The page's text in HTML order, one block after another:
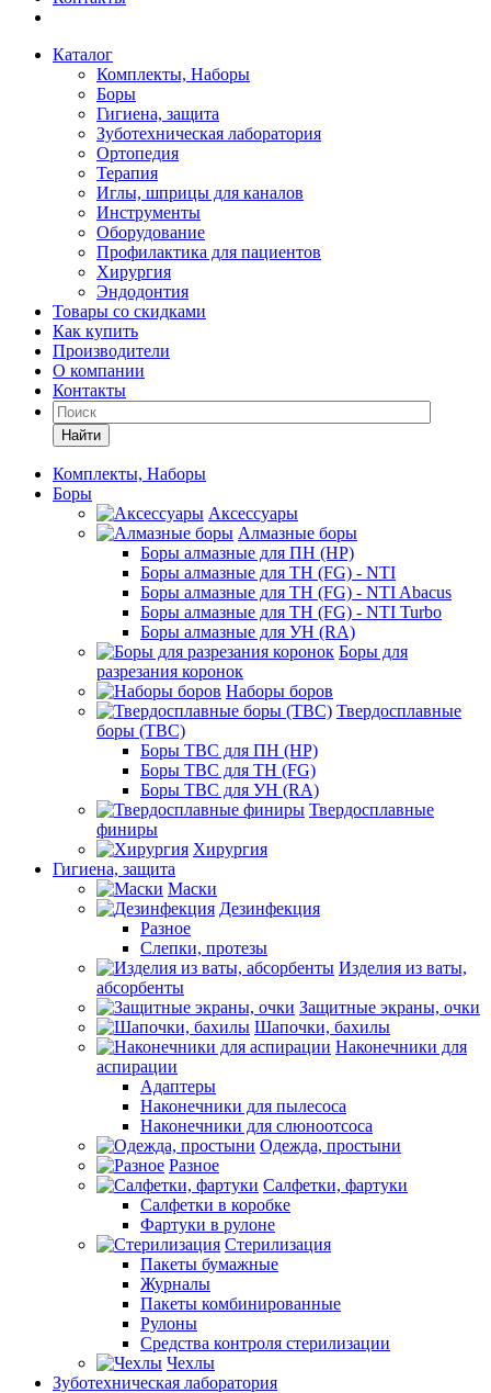
Каталог
Комплекты, Наборы
Боры
Гигиена, защита
Зуботехническая лаборатория
Ортопедия
Терапия
Иглы, шприцы для каналов
Инструменты
Оборудование
Профилактика для пациентов
Хирургия
Эндодонтия
Товары со скидками
Как купить
Производители
О компании
Контакты
Найти
Комплекты, Наборы
Боры
Аксессуары
Алмазные боры
Боры алмазные для ПН (HP)
Боры алмазные для ТН (FG) - NTI
Боры алмазные для ТН (FG) - NTI Abacus
Боры алмазные для ТН (FG) - NTI Turbo
Боры алмазные для УН (RA)
Боры для
разрезания коронок
Наборы боров
Твердосплавные
боры (ТВС)
Боры ТВС для ПН (HP)
Боры ТВС для ТН (FG)
Боры ТВС для УН (RA)
Твердосплавные
финиры
Хирургия
Гигиена, защита
Маски
Дезинфекция
Разное
Слепки, протезы
Изделия из ваты,
абсорбенты
Защитные экраны, очки
Шапочки, бахилы
Наконечники для
аспирации
Адаптеры
Наконечники для пылесоса
Наконечники для слюноотсоса
Одежда, простыни
Разное
Салфетки, фартуки
Салфетки в коробке
Фартуки в рулоне
Стерилизация
Пакеты бумажные
Журналы
Пакеты комбинированные
Рулоны
Средства контроля стерилизации
Чехлы
Зуботехническая лаборатория